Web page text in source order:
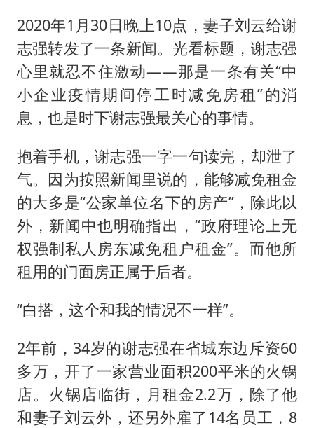
2020年1月30日晚上10点，妻子刘云给谢
志强转发了一条新闻。光看标题，谢志强
心里就忍不住激动——那是一条有关“中
小企业疫情期间停工时减免房租”的消
息，也是时下谢志强最关心的事情。
抱着手机，谢志强一字一句读完，却泄了
气。因为按照新闻里说的，能够减免租金
的大多是“公家单位名下的房产”，除此以
外，新闻中也明确指出，“政府理论上无
权强制私人房东减免租户租金”。而他所
租用的门面房正属于后者。
“白搭，这个和我的情况不一样”。
2年前，34岁的谢志强在省城东边斥资60
多万，开了一家营业面积200平米的火锅
店。火锅店临街，月租金2.2万，除了他
和妻子刘云外，还另外雇了14名员工，8